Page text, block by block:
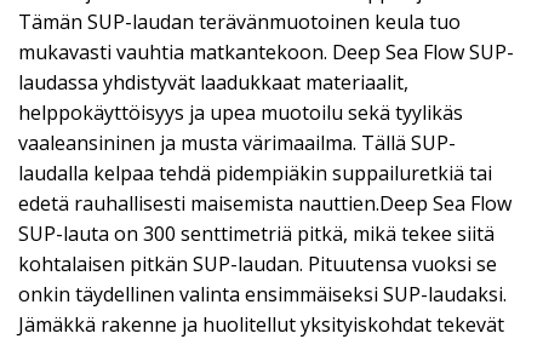
Tämän SUP-laudan terävänmuotoinen keula tuo
mukavasti vauhtia matkantekoon. Deep Sea Flow SUP-
laudassa yhdistyvät laadukkaat materiaalit,
helppokäyttöisyys ja upea muotoilu sekä tyylikäs
vaaleansininen ja musta värimaailma. Tällä SUP-
laudalla kelpaa tehdä pidempiäkin suppailuretkiä tai
edetä rauhallisesti maisemista nauttien.Deep Sea Flow
SUP-lauta on 300 senttimetriä pitkä, mikä tekee siitä
kohtalaisen pitkän SUP-laudan. Pituutensa vuoksi se
onkin täydellinen valinta ensimmäiseksi SUP-laudaksi.
Jämäkkä rakenne ja huolitellut yksityiskohdat tekevät